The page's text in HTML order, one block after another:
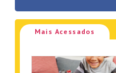
Mais Acessados